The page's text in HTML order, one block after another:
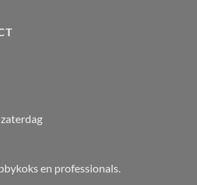
en professionals.